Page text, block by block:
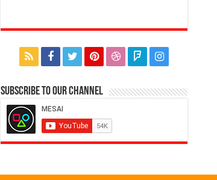
Subscribe to our Channel